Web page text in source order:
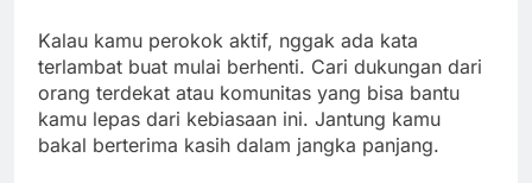
Kalau kamu perokok aktif, nggak ada kata
terlambat buat mulai berhenti. Cari dukungan dari
orang terdekat atau komunitas yang bisa bantu
kamu lepas dari kebiasaan ini. Jantung kamu
bakal berterima kasih dalam jangka panjang.